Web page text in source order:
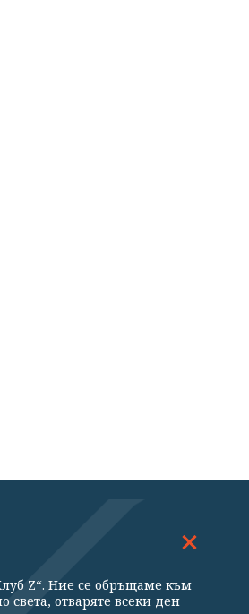
Z“. Ние се обръщаме към
отваряте всеки ден